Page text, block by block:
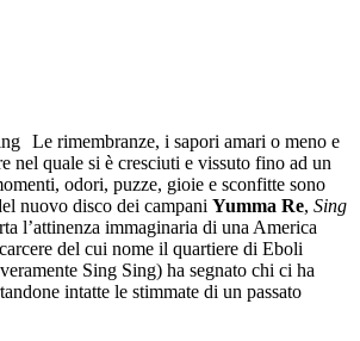
Le rimembranze, i sapori amari o meno e
nel quale si è cresciuti e vissuto fino ad un
odori, puzze, gioie e sconfitte sono
nuovo disco dei campani Yumma Re, Sing
l’attinenza immaginaria di una America
del cui nome il quartiere di Eboli
Sing Sing) ha segnato chi ci ha
intatte le stimmate di un passato